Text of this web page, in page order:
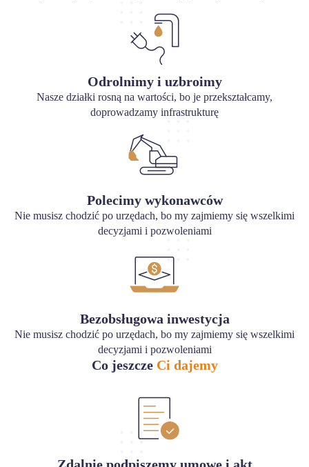
Odrolnimy i uzbroimy
Nasze działki rosną na wartości, bo je przekształcamy,
doprowadzamy infrastrukturę
Polecimy wykonawców
Nie musisz chodzić po urzędach, bo my zajmiemy się wszelkimi
decyzjami i pozwoleniami
Bezobsługowa inwestycja
Nie musisz chodzić po urzędach, bo my zajmiemy się wszelkimi
decyzjami i pozwoleniami
Co jeszcze Ci dajemy